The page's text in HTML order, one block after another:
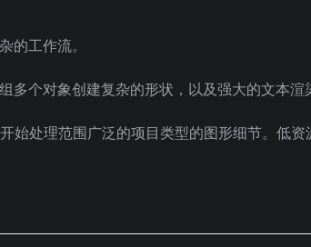
的工作流。
个对象创建复杂的形状，以及强大的文本渲
处理范围广泛的项目类型的图形细节。低资